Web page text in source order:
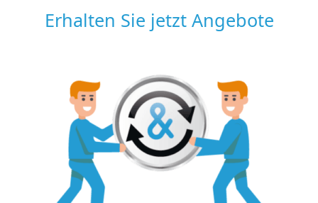
Erhalten Sie jetzt Angebote